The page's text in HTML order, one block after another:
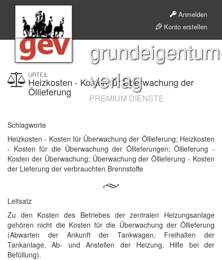
Anmelden
Konto erstellen
verlag
PREMIUM DIENSTE
URTEIL
Heizkosten - Kosten für Überwachung der
Öllieferung
Schlagworte
Heizkosten - Kosten für Überwachung der Öllieferung; Heizkosten
- Kosten für die Überwachung der Öllieferungen; Öllieferung -
Kosten der Überwachung; Überwachung der Öllieferung - Kosten
der Lieferung der verbrauchten Brennstoffe
Leitsatz
Zu den Kosten des Betriebes der zentralen Heizungsanlage
gehören nicht die Kosten für die Überwachung der Öllieferung
(Abwarten der Ankunft der Tankwagen, Freihalten der
Tankanlage, Ab- und Anstellen der Heizung, Hilfe bei der
Befüllung).